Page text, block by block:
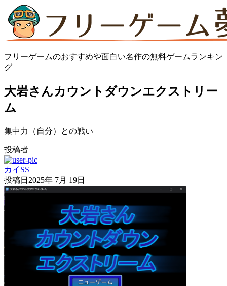
フリーゲームのおすすめや面白い名作の無料ゲームランキン
グ
大岩さんカウントダウンエクストリー
ム
集中力（自分）との戦い
投稿者
カイSS
投稿日 2025年 7月 19日